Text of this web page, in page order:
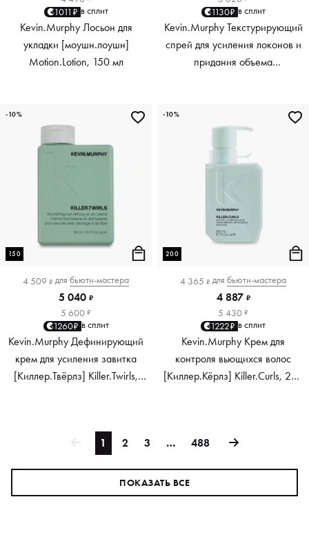
1011₽ в сплит
Kevin.Murphy Лосьон для
укладки [моушн.лоушн]
Motion.Lotion, 150 мл
1130₽ в сплит
Kevin.Murphy Текстурирующий
спрей для усиления локонов и
придания объема
150
4 509 ₽ для бьюти-мастера
5 040 ₽
5 600 ₽
1260₽ в сплит
Kevin.Murphy Дефинирующий
крем для усиления завитка
[Киллер.Твёрлз] Killer.Twirls,
-10%
200
4 365 ₽ для бьюти-мастера
4 887 ₽
5 430 ₽
1222₽ в сплит
Kevin.Murphy Крем для
контроля вьющихся волос
[Киллер.Кёрлз] Killer.Curls, 200
-10%
1 2 3 … 488
ПОКАЗАТЬ ВСЕ